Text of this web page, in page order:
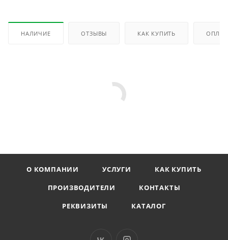
НАЛИЧИЕ ОТЗЫВЫ КАК КУПИТЬ
О КОМПАНИИ УСЛУГИ
КАК КУПИТЬ
ПРОИЗВОДИТЕЛИ
КОНТАКТЫ
РЕКВИЗИТЫ
КАТАЛОГ